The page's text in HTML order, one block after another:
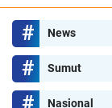
News
Sumut
Nasional